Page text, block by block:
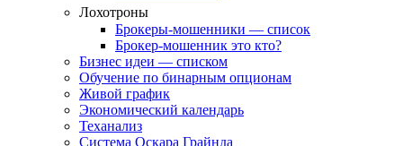
Лохотроны
Брокеры-мошенники — список
Брокер-мошенник это кто?
Бизнес идеи — списком
Обучение по бинарным опционам
Живой график
Экономический календарь
Теханализ
Система Оскара Грайнда